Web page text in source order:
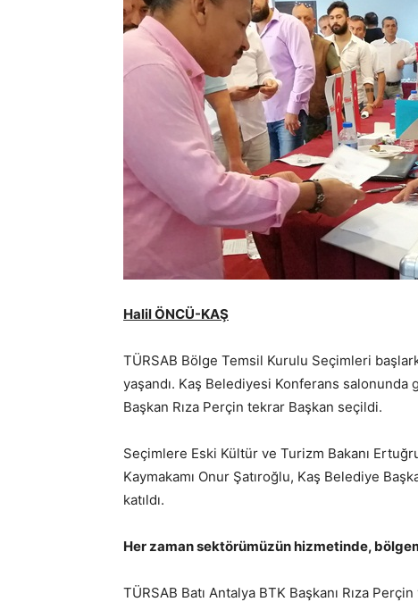
Halil ÖNCÜ-KAŞ
TÜRSAB Bölge Temsil Kurulu Seçimleri
yaşandı. Kaş Belediyesi Konferans
Başkan Rıza Perçin tekrar Başkan seçildi.
Seçimlere Eski Kültür ve Turizm Bakanı
Kaymakamı Onur Şatıroğlu, Kaş Belediye
katıldı.
Her zaman sektörümüzün hizmetinde,
TÜRSAB Batı Antalya BTK Başkanı Rıza